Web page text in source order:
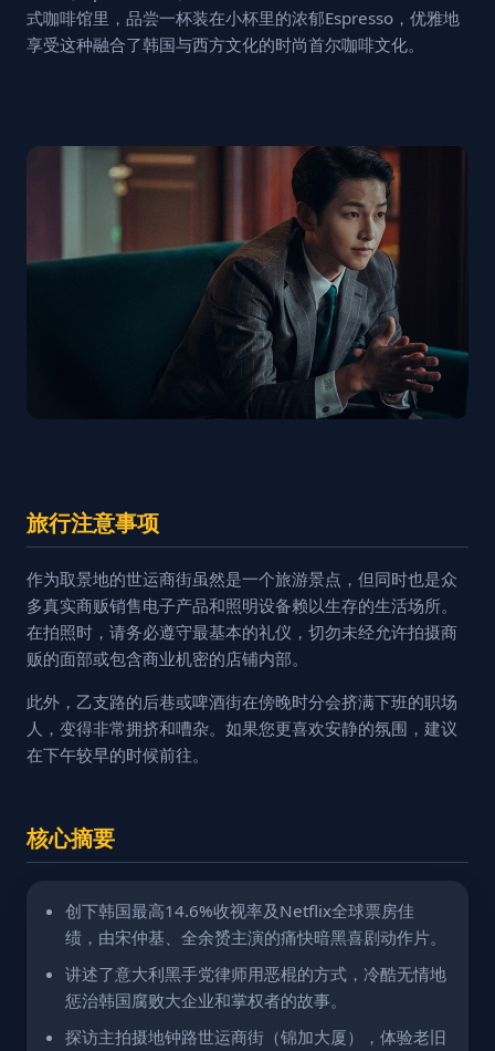
式咖啡馆里，品尝一杯装在小杯里的浓郁Espresso，优雅地
享受这种融合了韩国与西方文化的时尚首尔咖啡文化。
旅行注意事项
作为取景地的世运商街虽然是一个旅游景点，但同时也是众
多真实商贩销售电子产品和照明设备赖以生存的生活场所。
在拍照时，请务必遵守最基本的礼仪，切勿未经允许拍摄商
贩的面部或包含商业机密的店铺内部。
此外，乙支路的后巷或啤酒街在傍晚时分会挤满下班的职场
人，变得非常拥挤和嘈杂。如果您更喜欢安静的氛围，建议
在下午较早的时候前往。
核心摘要
创下韩国最高14.6%收视率及Netflix全球票房佳
绩，由宋仲基、全余赟主演的痛快暗黑喜剧动作片。
讲述了意大利黑手党律师用恶棍的方式，冷酷无情地
惩治韩国腐败大企业和掌权者的故事。
探访主拍摄地钟路世运商街（锦加大厦），体验老旧